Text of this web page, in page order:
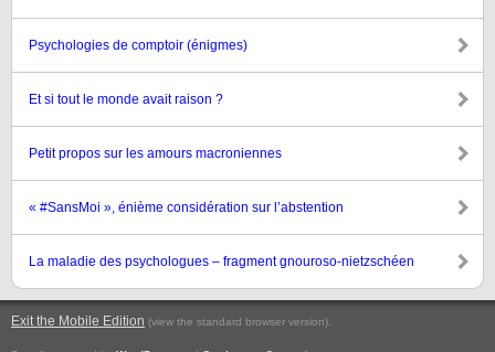
Psychologies de comptoir (énigmes)
Et si tout le monde avait raison ?
Petit propos sur les amours macroniennes
« #SansMoi », énième considération sur l’abstention
La maladie des psychologues – fragment gnouroso-nietzschéen
Exit the Mobile Edition (view the standard browser version).